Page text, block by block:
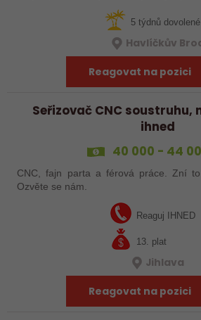
5 týdnů dovolené
Havlíčkův
Reagovat na pozici
Seřizovač CNC soustruhu,
ihned
40 000 - 44
CNC, fajn parta a férová práce. Zní
Ozvěte se nám.
Reaguj IHNED
13. plat
Jihlava
Reagovat na pozici